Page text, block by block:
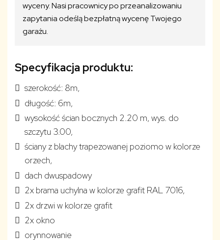
uchylne
dodatkowe
(2)
oraz
drzwi
ścianie
bocznej
wyceny. Nasi pracownicy po przeanalizowaniu
zapytania odeślą bezpłatną wycenę Twojego
garażu.
Specyfikacja produktu:
szerokość: 8m,
długość: 6m,
wysokość ścian bocznych 2.20 m, wys. do
szczytu 3.00,
ściany z blachy trapezowanej poziomo w kolorze
orzech,
dach dwuspadowy
2x brama uchylna w kolorze grafit RAL 7016,
2x drzwi w kolorze grafit
2x okno
orynnowanie